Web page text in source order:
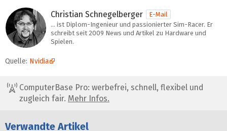
Christian Schnegelberger
E-Mail
… ist Diplom-Ingenieur und passionierter Sim-Racer. Er
schreibt seit 2009 News und Artikel zu Hardware und
Spielen.
Quelle: Nvidia
ComputerBase Pro: werbefrei, schnell, flexibel und
zugleich fair. Mehr Infos.
Verwandte Artikel